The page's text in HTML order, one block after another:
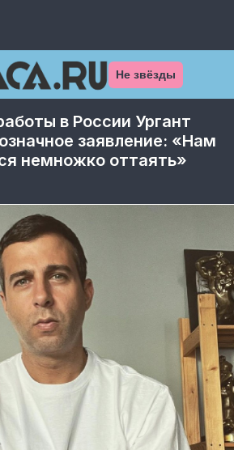
Не звёзды
в России Ургант
заявление: «Нам
немножко оттаять»